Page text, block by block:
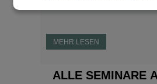
MEHR LESEN
ALLE SEMINARE